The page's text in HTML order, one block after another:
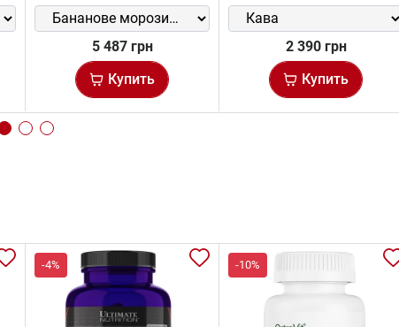
5 487 грн
Купить
2 390 грн
Купить
-4% -10%